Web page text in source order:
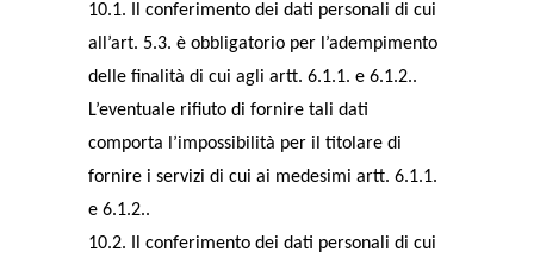
10.1. Il conferimento dei dati personali di cui
all’art. 5.3. è obbligatorio per l’adempimento
delle finalità di cui agli artt. 6.1.1. e 6.1.2..
L’eventuale rifiuto di fornire tali dati
comporta l’impossibilità per il titolare di
fornire i servizi di cui ai medesimi artt. 6.1.1.
e 6.1.2..
10.2. Il conferimento dei dati personali di cui